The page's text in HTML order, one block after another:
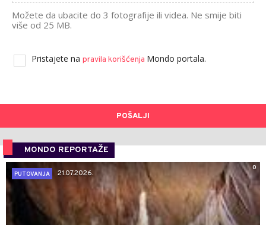
Možete da ubacite do 3 fotografije ili videa. Ne smije biti
više od 25 MB.
Pristajete na pravila korišćenja Mondo portala.
POŠALJI
MONDO REPORTAŽE
0
PUTOVANJA
21.07.2026.